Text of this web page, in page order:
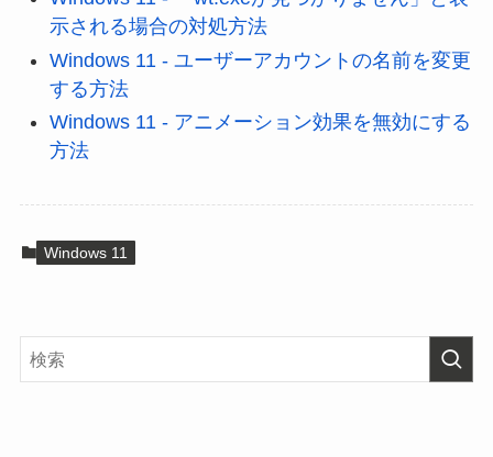
示される場合の対処方法
Windows 11 - ユーザーアカウントの名前を変更
する方法
Windows 11 - アニメーション効果を無効にする
方法
Windows 11